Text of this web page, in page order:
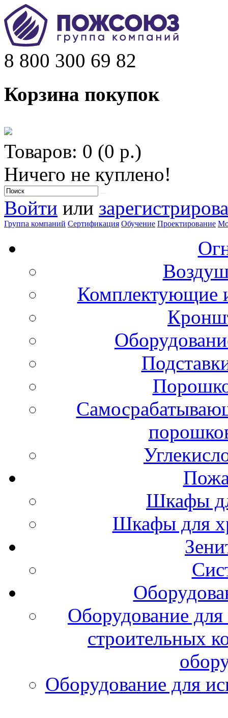
8 800 300 69 82
Корзина покупок
Товаров: 0 (0 р.)
Ничего не куплено!
Войти или
Группа компаний Сертификация Обучение Проектирование
Комплектующие
Шкафы
Шкафы для
Оборудование
строительных
Оборудование для